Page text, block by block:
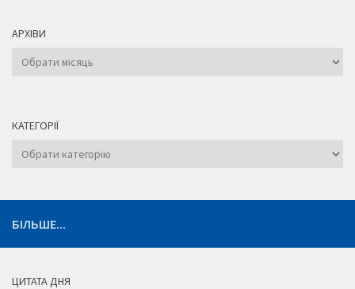
АРХІВИ
Архіви
КАТЕГОРІЇ
Категорії
БІЛЬШЕ...
ЦИТАТА ДНЯ